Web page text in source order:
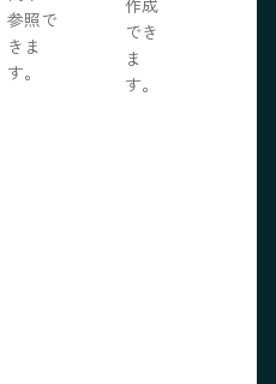
参照で
きま
す。
作成
でき
ま
す。